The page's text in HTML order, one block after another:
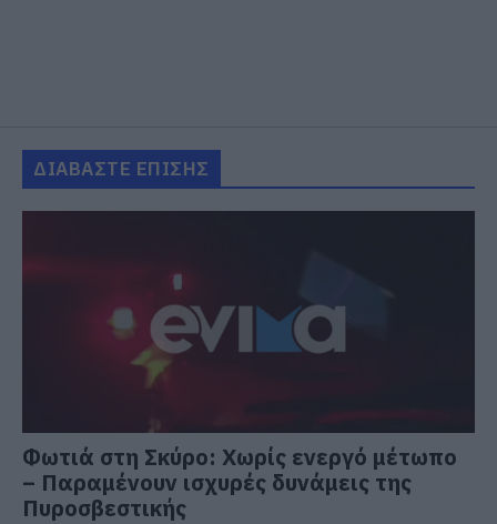
ΔΙΑΒΑΣΤΕ ΕΠΙΣΗΣ
Φωτιά στη Σκύρο: Χωρίς ενεργό μέτωπο
– Παραμένουν ισχυρές δυνάμεις της
Πυροσβεστικής